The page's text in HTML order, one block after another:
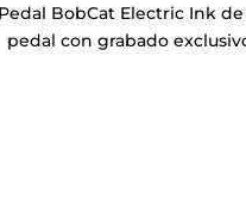
Pedal BobCat Electric Ink
pedal con grabado